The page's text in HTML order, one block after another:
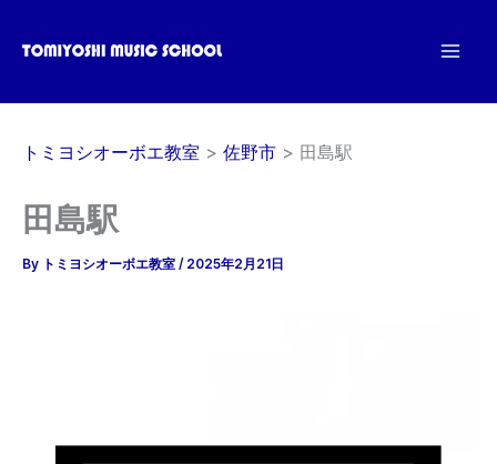
ス
トミヨシオーボエ教室 佐野市 田島駅
田島駅
By トミヨシオーボエ教室 / 2025年2月21日